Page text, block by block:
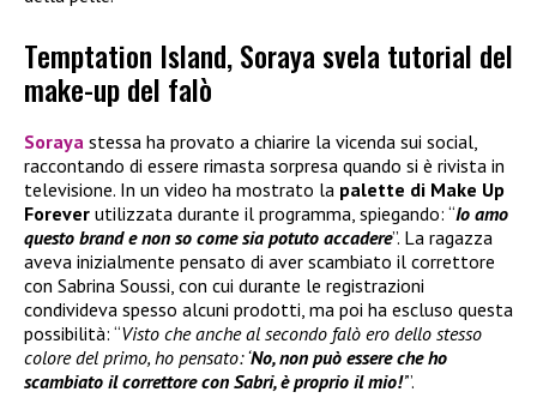
Temptation Island, Soraya svela tutorial del
make-up del falò
Soraya stessa ha provato a chiarire la vicenda sui social,
raccontando di essere rimasta sorpresa quando si è rivista in
televisione. In un video ha mostrato la palette di Make Up
Forever utilizzata durante il programma, spiegando: “Io amo
questo brand e non so come sia potuto accadere”. La ragazza
aveva inizialmente pensato di aver scambiato il correttore
con Sabrina Soussi, con cui durante le registrazioni
condivideva spesso alcuni prodotti, ma poi ha escluso questa
possibilità: “Visto che anche al secondo falò ero dello stesso
colore del primo, ho pensato: ‘No, non può essere che ho
scambiato il correttore con Sabri, è proprio il mio!’”.